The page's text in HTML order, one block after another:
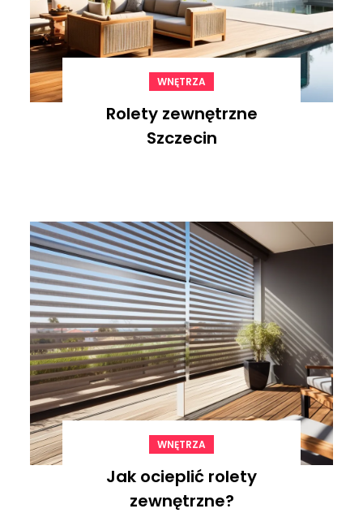
WNĘTRZA
Rolety zewnętrzne
Szczecin
WNĘTRZA
Jak ocieplić rolety
zewnętrzne?